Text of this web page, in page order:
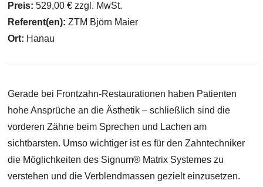
Preis: 529,00 € zzgl. MwSt.
Referent(en):ZTM Björn Maier
Ort: Hanau
Gerade bei Frontzahn-Restaurationen haben Patienten
hohe Ansprüche an die Ästhetik – schließlich sind die
vorderen Zähne beim Sprechen und Lachen am
sichtbarsten. Umso wichtiger ist es für den Zahntechniker
die Möglichkeiten des Signum® Matrix Systemes zu
verstehen und die Verblendmassen gezielt einzusetzen.